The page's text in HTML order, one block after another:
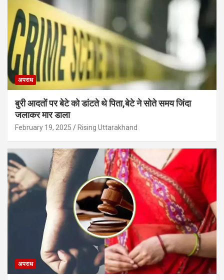
अपराध
बुरी आदतों पर बेटे को डांटते थे पिता,बेटे ने सोते समय जिंदा
जलाकर मार डाला
February 19, 2025 Rising Uttarakhand
अपराध